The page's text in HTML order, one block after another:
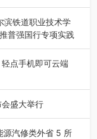
创，赋能西南市
铁道职业技术学
普强国行专项实践
学生暑期社会实
点手机即可云端
务厅指导，贵阳
会盛大举行
放心装”新品发布
汽修类外省 5 所